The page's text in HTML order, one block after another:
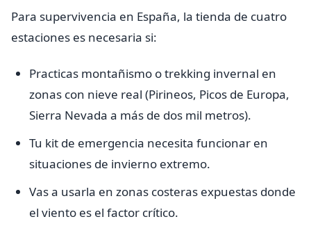
Para supervivencia en España, la tienda de cuatro
estaciones es necesaria si:
Practicas montañismo o trekking invernal en
zonas con nieve real (Pirineos, Picos de Europa,
Sierra Nevada a más de dos mil metros).
Tu kit de emergencia necesita funcionar en
situaciones de invierno extremo.
Vas a usarla en zonas costeras expuestas donde
el viento es el factor crítico.